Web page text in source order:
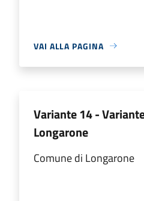
VAI ALLA PAGINA
Variante 14 -
Longarone
Comune di Longarone